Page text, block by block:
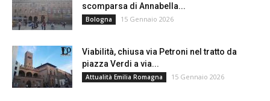
scomparsa di Annabella...
Bologna 15 Gennaio 2026
Viabilità, chiusa via Petroni nel tratto da
piazza Verdi a via...
Attualità Emilia Romagna 15 Gennaio 2026